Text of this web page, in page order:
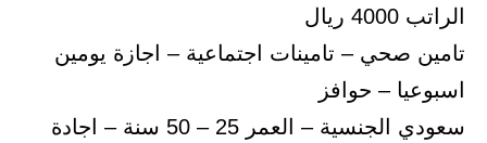
الراتب 4000 ريال
تامين صحي – تامينات اجتماعية – اجازة يومين
اسبوعيا – حوافز
سعودي الجنسية – العمر 25 – 50 سنة – اجادة